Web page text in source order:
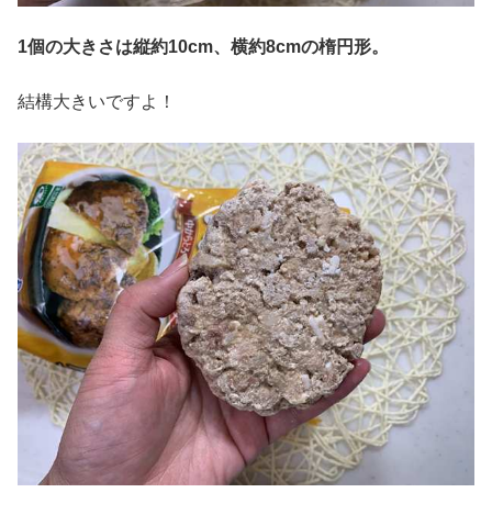
1個の大きさは縦約10cm、横約8cmの楕円形。
結構大きいですよ！